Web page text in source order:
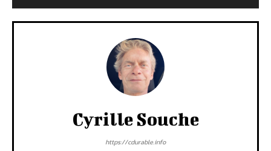
Cyrille Souche
https://cdurable.info